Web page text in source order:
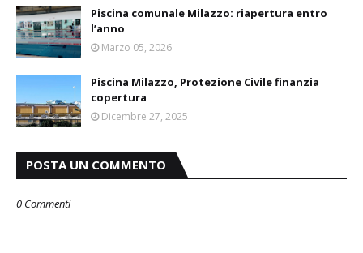
Piscina comunale Milazzo: riapertura entro
l’anno
Marzo 05, 2026
Piscina Milazzo, Protezione Civile finanzia
copertura
Dicembre 27, 2025
POSTA UN COMMENTO
0 Commenti